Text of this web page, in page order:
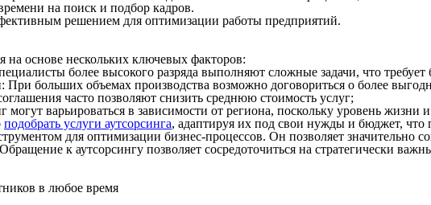
на поиск и подбор кадров.
решением для оптимизации работы предприятий.
на основе нескольких ключевых факторов:
более высокого разряда выполняют сложные задачи, что
: При больших объемах производства возможно договориться о более
часто позволяют снизить среднюю стоимость услуг;
могут варьироваться в зависимости от региона, поскольку уровень
подобрать услуги аутсорсинга, адаптируя их под свои нужды и бюджет, что
для оптимизации бизнес-процессов. Он позволяет значительно
к аутсорсингу позволяет сосредоточиться на стратегически
в любое время